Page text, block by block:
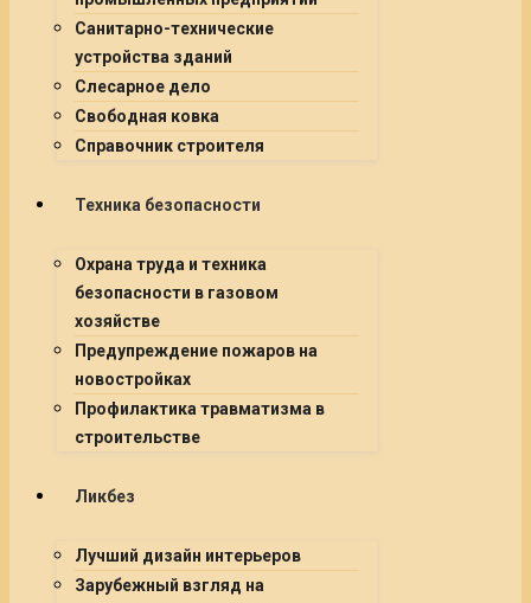
Санитарно-технические
устройства зданий
Слесарное дело
Свободная ковка
Справочник строителя
Техника безопасности
Охрана труда и техника
безопасности в газовом
хозяйстве
Предупреждение пожаров на
новостройках
Профилактика травматизма в
строительстве
Ликбез
Лучший дизайн интерьеров
Зарубежный взгляд на